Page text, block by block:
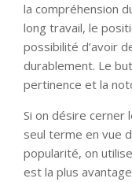
la compréhension
long travail, le
possibilité d’avoir
durablement. Le
pertinence et la
Si on désire cerner
seul terme en vue
popularité, on
est la plus